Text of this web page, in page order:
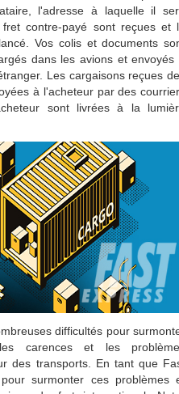
l'adresse à laquelle il
contre-payé sont reçues et
Vos colis et documents
dans les avions et envoyés
Les cargaisons reçues
à l'acheteur par des
sont livrées à la
difficultés pour
carences et les
des transports. En tant que
surmonter ces problèmes